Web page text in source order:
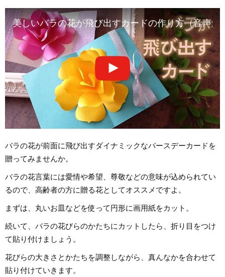
美しいバラの花が飛び出すカードの作り方（音声
バラの花が前面に飛び出すダイナミックなバースデーカードを
贈ってみませんか。
バラの花言葉には愛情や希望、尊敬などの意味が込められてい
るので、高齢者の方に贈る花としてオススメですよ。
まずは、丸いお皿などを使って円形に画用紙をカット。
続いて、バラの花びらのかたちにカットしたら、折り目をつけ
て貼り付けましょう。
花びらの大きさとかたちを調整しながら、真んなかを合わせて
貼り付けていきます。